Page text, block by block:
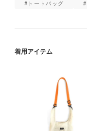
トートバッグ
着用アイテム